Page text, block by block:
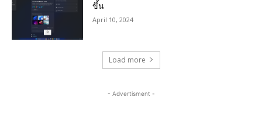
ขึ้น
April 10, 2024
Load more
- Advertisment -